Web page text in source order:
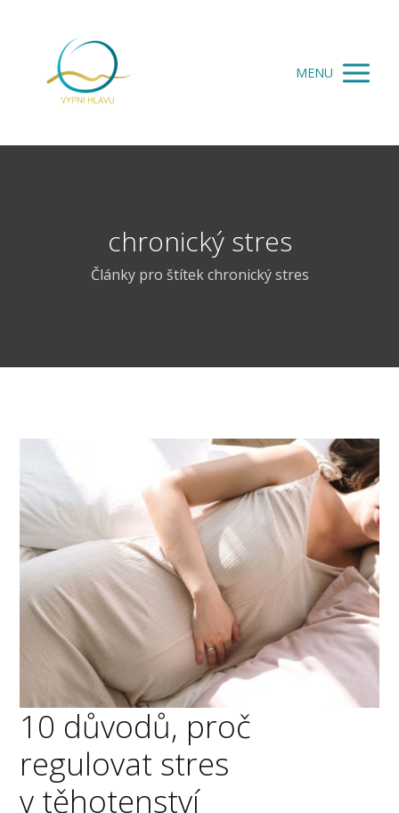
MENU
chronický stres
Články pro štítek chronický stres
10 důvodů, proč
regulovat stres
v těhotenství